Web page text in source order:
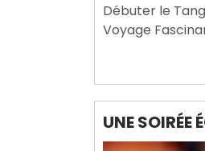
Débuter le
Voyage
UNE SOIRÉE